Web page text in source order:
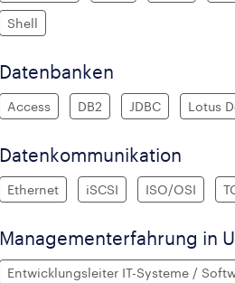
Shell
Datenbanken
Access DB2 JDBC Lotus
Datenkommunikation
Ethernet iSCSI ISO/OSI
Managementerfahrung in
Entwicklungsleiter IT-Systeme /